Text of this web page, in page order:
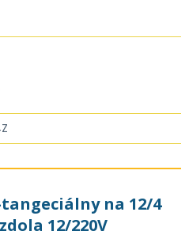
na 12/4
12/220V